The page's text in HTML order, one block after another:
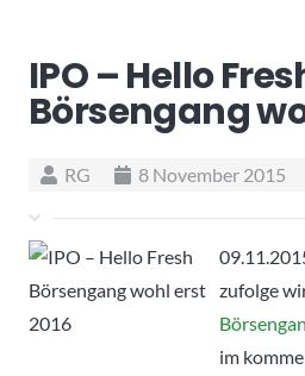
IPO – Hello
Börsengang
RG 8 November 2015
zufolge
im